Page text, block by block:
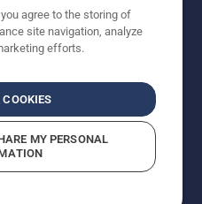
rights reserved. Priserna
cirkapriser. Alla angivna
försäljningspriser (inkl.
tillgänglig för direkt köp.
Sekretessmeddelande
misstänkta överträdelser
agree to the storing of
site navigation, analyze
efforts.
MY PERSONAL